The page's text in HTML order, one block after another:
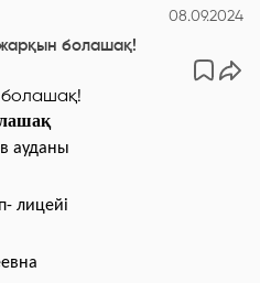
08.09.2024
болашақ!
ауданы
лицейі